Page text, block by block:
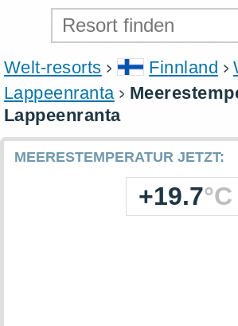
Welt-resorts Finnland
Lappeenranta
Lappeenranta
MEERESTEMPERATUR JETZT:
+19.7°C